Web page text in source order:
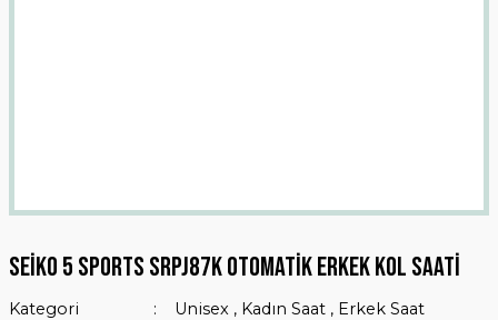
Seiko 5 Sports SRPJ87K Otomatik Erkek Kol Saati
Kategori Unisex , Kadın Saat , Erkek Saat